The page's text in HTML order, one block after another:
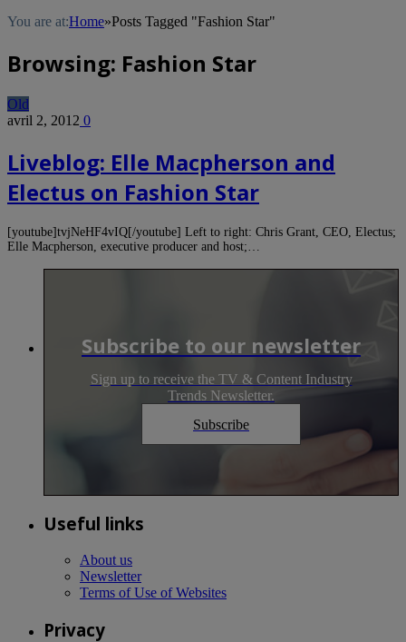
You are at:Home»Posts Tagged "Fashion Star"
Browsing: Fashion Star
Old
avril 2, 2012 0
Liveblog: Elle Macpherson and
Electus on Fashion Star
[youtube]tvjNeHF4vIQ[/youtube] Left to right: Chris Grant, CEO, Electus;
Elle Macpherson, executive producer and host;…
Subscribe to our newsletter
Sign up to receive the TV & Content Industry
Trends Newsletter.
Subscribe
Useful links
About us
Newsletter
Terms of Use of Websites
Privacy